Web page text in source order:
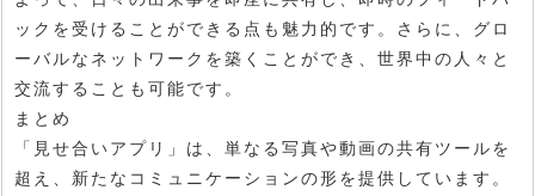
ックを受けることができる点も魅力的です。さらに、グロ
ーバルなネットワークを築くことができ、世界中の人々と
交流することも可能です。
まとめ
「見せ合いアプリ」は、単なる写真や動画の共有ツールを
超え、新たなコミュニケーションの形を提供しています。